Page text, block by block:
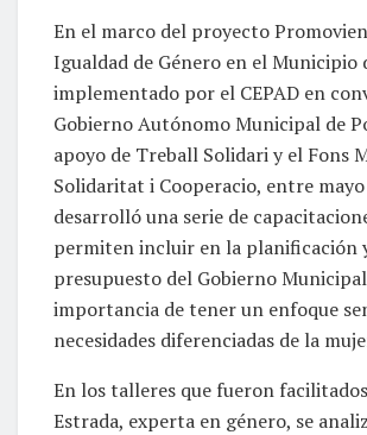
En el marco del proyecto
Igualdad de Género en el Municipio
implementado por el CEPAD en
Gobierno Autónomo Municipal de
apoyo de Treball Solidari y el Fons
Solidaritat i Cooperacio, entre
desarrolló una serie de
permiten incluir en la planificación
presupuesto del Gobierno
importancia de tener un enfoque
necesidades diferenciadas de la
En los talleres que fueron
Estrada, experta en género, se